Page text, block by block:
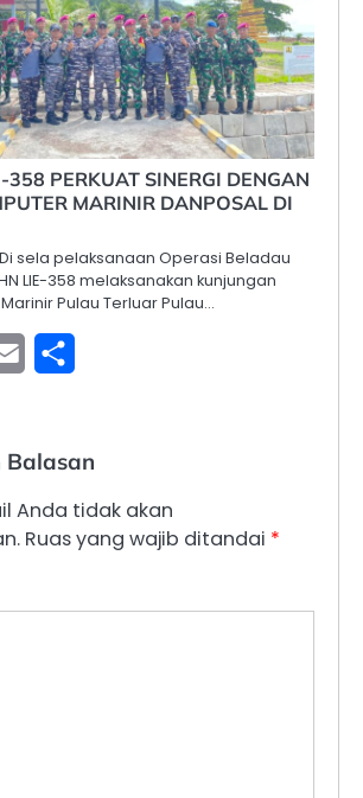
358 PERKUAT SINERGI DENGAN
MARINIR DANPOSAL DI
sela pelaksanaan Operasi Beladau
LIE-358 melaksanakan kunjungan
Pulau Terluar Pulau…
Email
Anda tidak akan
Ruas yang wajib ditandai *